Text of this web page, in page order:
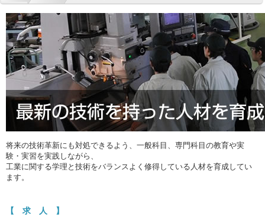
将来の技術革新にも対処できるよう、一般科目、専門科目の教育や実
験・実習を実践しながら、
工業に関する学理と技術をバランスよく修得している人材を育成してい
ます。
【 求 人 】